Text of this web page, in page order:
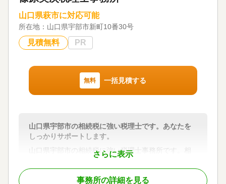
山口県萩市に対応可能
所在地： 山口県宇部市新町10番30号
見積無料 PR
無料 一括見積する
さらに表示
山口県宇部市の相続税に強い税理士です。あなたを
しっかりサポートします。
山口県宇部市の相続税に強い税理士事務所です。相
続税・贈与税等の資産税は専門性の高い税目です。
当事務所の所長は30年余り国税の職場で主に相続
税、譲渡所得等の調査・指導と財産評価基準作成と
事務所の詳細を見る